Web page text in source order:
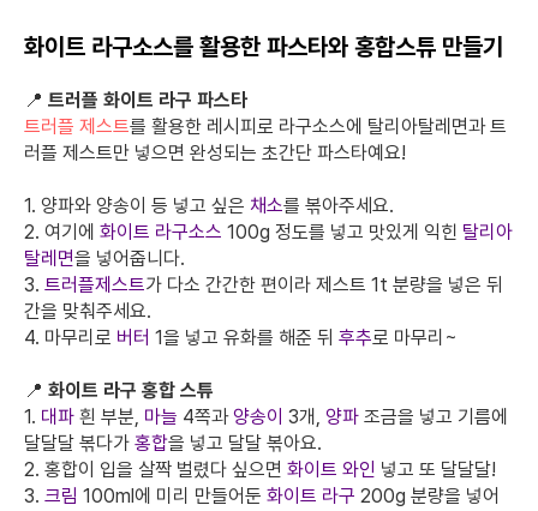
화이트 라구소스를 활용한 파스타와 홍합스튜 만들기
📍 트러플 화이트 라구 파스타
트러플 제스트를 활용한 레시피로 라구소스에 탈리아탈레면과 트
러플 제스트만 넣으면 완성되는 초간단 파스타예요!
1. 양파와 양송이 등 넣고 싶은 채소를 볶아주세요.
2. 여기에 화이트 라구소스 100g 정도를 넣고 맛있게 익힌 탈리아
탈레면을 넣어줍니다.
3. 트러플제스트가 다소 간간한 편이라 제스트 1t 분량을 넣은 뒤
간을 맞춰주세요.
4. 마무리로 버터 1을 넣고 유화를 해준 뒤 후추로 마무리~
📍 화이트 라구 홍합 스튜
1. 대파 흰 부분, 마늘 4쪽과양송이 3개, 양파 조금을 넣고 기름에
달달달 볶다가 홍합을 넣고 달달 볶아요.
2. 홍합이 입을 살짝 벌렸다 싶으면 화이트 와인 넣고 또 달달달!
3. 크림 100ml에 미리 만들어둔 화이트 라구 200g 분량을 넣어